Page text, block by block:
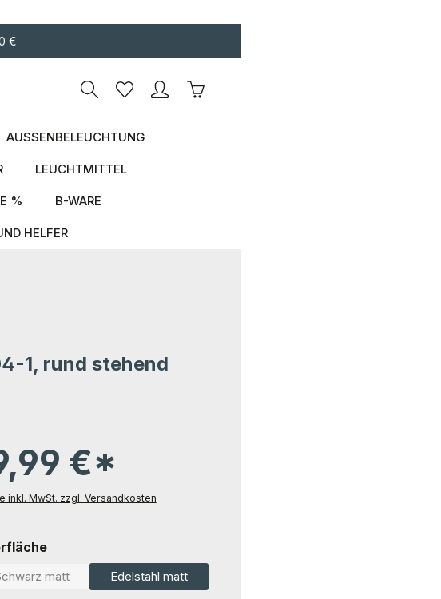
€
Warenkorb enthält 0 Positionen. Der
AUSSENBELEUCHTUNG
LEUCHTMITTEL
% B-WARE
HELFER
1, rund stehend
€*
inkl. MwSt. zzgl. Versandkosten
auswählen
matt
(Diese Option ist zurzeit nicht verfügbar.)
Edelstahl matt